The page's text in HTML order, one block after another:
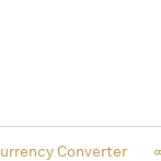
Converter